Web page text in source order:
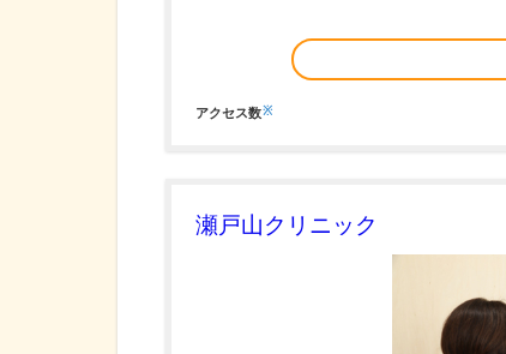
アクセス数※
瀬戸山クリニック